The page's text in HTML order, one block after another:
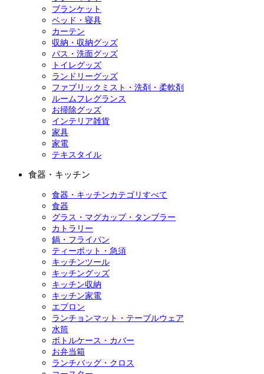
ブランケット
ベッド・寝具
カーテン
収納・収納グッズ
バス・洗面グッズ
トイレグッズ
ランドリーグッズ
ファブリックミスト・洗剤・柔軟剤
ルームフレグランス
お掃除グッズ
インテリア雑貨
家具
家電
テキスタイル
食器・キッチン
食器・キッチンカテゴリすべて
食器
グラス・マグカップ・タンブラー
カトラリー
鍋・フライパン
ティーポット・急須
キッチンツール
キッチングッズ
キッチン収納
キッチン家電
エプロン
ランチョンマット・テーブルウェア
水筒
ボトルケース・カバー
お弁当箱
ランチバッグ・クロス